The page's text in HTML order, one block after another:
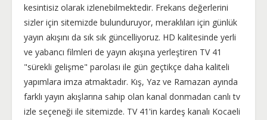
kesintisiz olarak izlenebilmektedir. Frekans değerlerini
sizler için sitemizde bulunduruyor, meraklıları için günlük
yayın akışını da sık sık güncelliyoruz. HD kalitesinde yerli
ve yabancı filmleri de yayın akışına yerleştiren TV 41
"sürekli gelişme" parolası ile gün geçtikçe daha kaliteli
yapımlara imza atmaktadır. Kış, Yaz ve Ramazan ayında
farklı yayın akışlarına sahip olan kanal donmadan canlı tv
izle seçeneği ile sitemizde. TV 41'in kardeş kanalı Kocaeli